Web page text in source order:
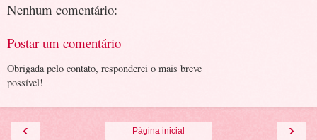
Nenhum comentário:
Postar um comentário
Obrigada pelo contato, responderei o mais breve
possível!
‹ ›
Página inicial